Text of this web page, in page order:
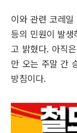
이와 관련 코레
등의 민원이 발
고 밝혔다. 아직
만 오는 주말 간
방침이다.